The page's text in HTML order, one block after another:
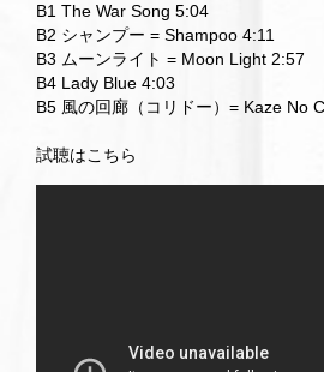
B1 The War Song 5:04
B2 シャンプー = Shampoo 4:11
B3 ムーンライト = Moon Light 2:57
B4 Lady Blue 4:03
B5 風の回廊（コリドー）= Kaze No
試聴はこちら